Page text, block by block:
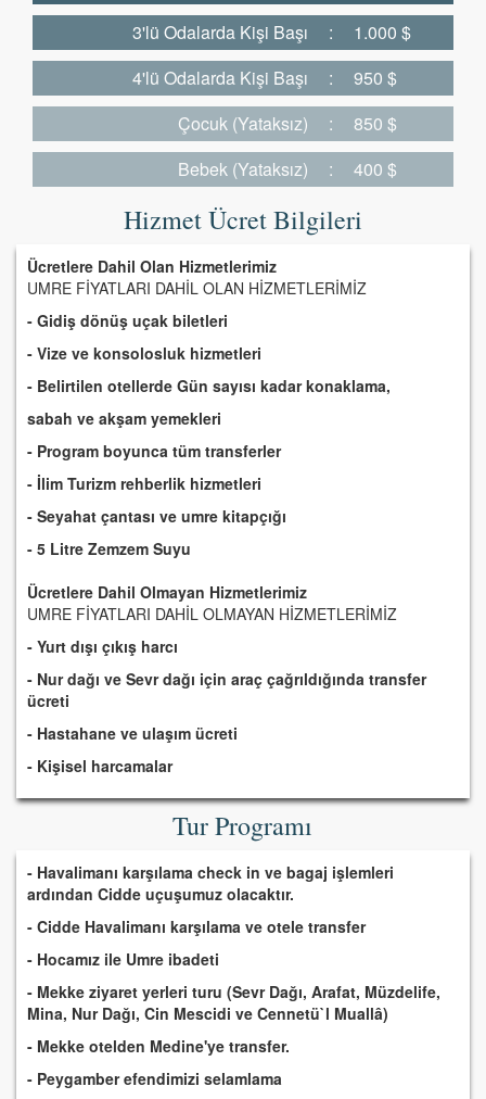
3'lü Odalarda Kişi Başı
:
1.000 $
4'lü Odalarda Kişi Başı
:
950 $
Çocuk (Yataksız)
:
850 $
Bebek (Yataksız)
: 400 $
Hizmet Ücret Bilgileri
Ücretlere Dahil Olan Hizmetlerimiz
UMRE FİYATLARI DAHİL OLAN HİZMETLERİMİZ
- Gidiş dönüş uçak biletleri
- Vize ve konsolosluk hizmetleri
- Belirtilen otellerde Gün sayısı kadar konaklama,
sabah ve akşam yemekleri
- Program boyunca tüm transferler
- İlim Turizm rehberlik hizmetleri
- Seyahat çantası ve umre kitapçığı
- 5 Litre Zemzem Suyu
Ücretlere Dahil Olmayan Hizmetlerimiz
UMRE FİYATLARI DAHİL OLMAYAN HİZMETLERİMİZ
- Yurt dışı çıkış harcı
- Nur dağı ve Sevr dağı için araç çağrıldığında transfer
ücreti
- Hastahane ve ulaşım ücreti
- Kişisel harcamalar
Tur Programı
- Havalimanı karşılama check in ve bagaj işlemleri
ardından Cidde uçuşumuz olacaktır.
- Cidde Havalimanı karşılama ve otele transfer
- Hocamız ile Umre ibadeti
- Mekke ziyaret yerleri turu (Sevr Dağı, Arafat, Müzdelife,
Mina, Nur Dağı, Cin Mescidi ve Cennetü`l Muallâ)
- Mekke otelden Medine'ye transfer.
- Peygamber efendimizi selamlama